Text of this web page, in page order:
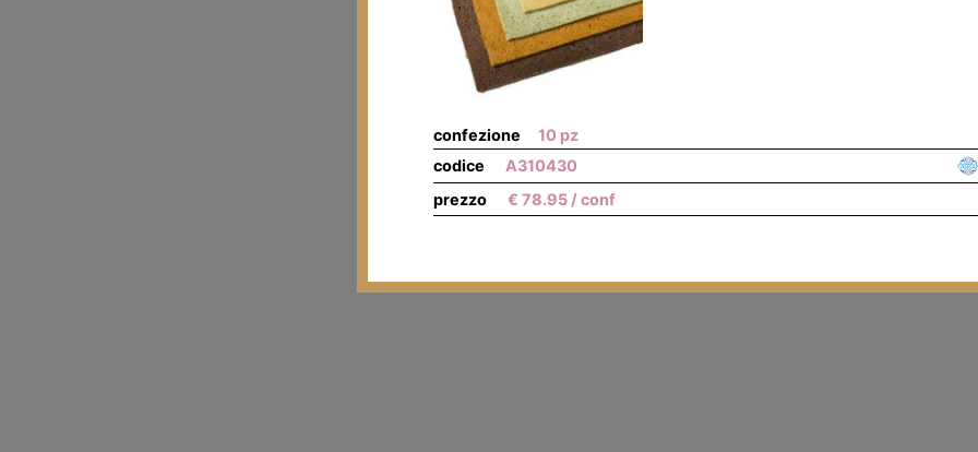
confezione
10 pz
codice
A310430
prezzo
€ 78.95 / conf